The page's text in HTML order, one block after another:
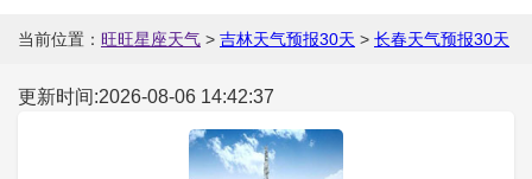
当前位置： 旺旺星座天气 > 吉林天气预报30天 > 长春天气预报30天
更新时间:2026-08-06 14:42:37